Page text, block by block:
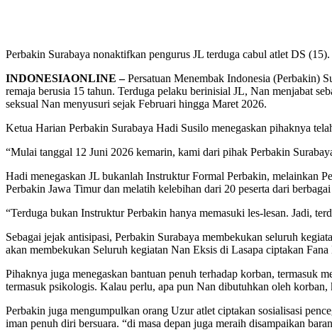
Perbakin Surabaya nonaktifkan pengurus JL terduga cabul atlet DS
INDONESIAONLINE –Persatuan Menembak Indonesia (Perbakin)
remaja berusia 15 tahun. Terduga pelaku berinisial JL, Nan menjabat
seksual Nan menyusuri sejak Februari hingga Maret 2026.
Ketua Harian Perbakin Surabaya Hadi Susilo menegaskan pihaknya
“Mulai tanggal 12 Juni 2026 kemarin, kami dari pihak Perbakin
Hadi menegaskan JL bukanlah Instruktur Formal Perbakin, melainkan
Perbakin Jawa Timur dan melatih kelebihan dari 20 peserta dari berbagai
“Terduga bukan Instruktur Perbakin hanya memasuki les-lesan. Jadi,
Sebagai jejak antisipasi, Perbakin Surabaya membekukan seluruh
akan membekukan Seluruh kegiatan Nan Eksis di Lasapa ciptakan
Pihaknya juga menegaskan bantuan penuh terhadap korban,
termasuk psikologis. Kalau perlu, apa pun Nan dibutuhkan oleh korban,
Perbakin juga mengumpulkan orang Uzur atlet ciptakan sosialisasi
iman penuh diri bersuara. “di masa depan juga meraih disampaikan